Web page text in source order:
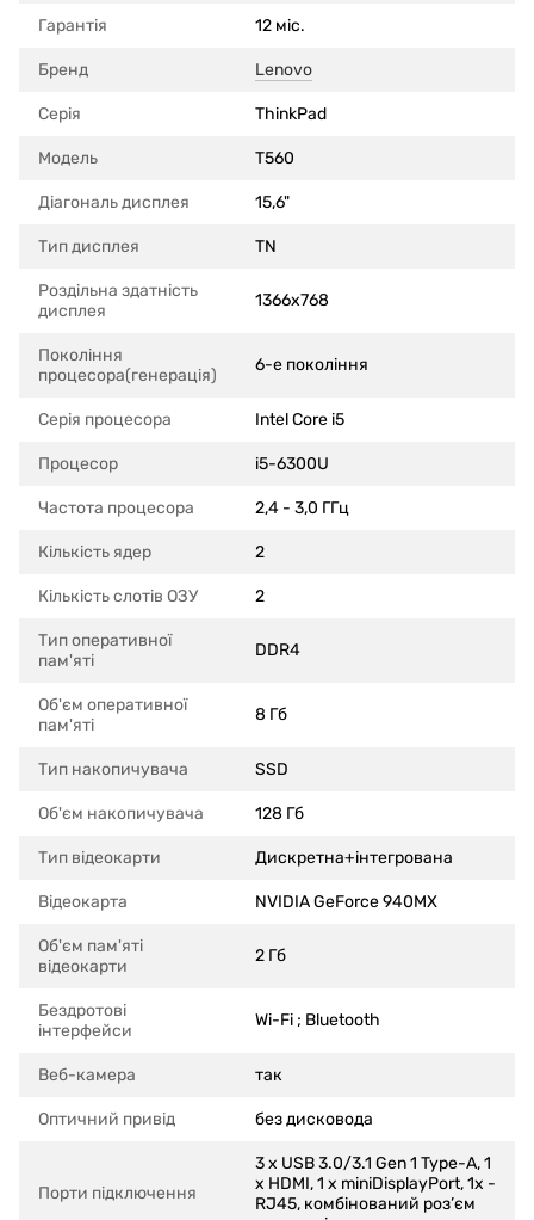
Гарантія 12 міс.
Бренд Lenovo
Серія ThinkPad
Модель T560
Діагональ дисплея 15,6"
Тип дисплея TN
Роздільна здатність
дисплея
1366x768
Покоління
процесора(генерація)
6-е покоління
Серія процесора Intel Core i5
Процесор i5-6300U
Частота процесора 2,4 - 3,0 ГГц
Кількість ядер 2
Кількість слотів ОЗУ 2
Тип оперативної
пам'яті
DDR4
Об'єм оперативної
пам'яті
8 Гб
Тип накопичувача SSD
Об'єм накопичувача 128 Гб
Тип відеокарти Дискретна+інтегрована
Відеокарта NVIDIA GeForce 940MX
Об'єм пам'яті
відеокарти
2 Гб
Бездротові
інтерфейси
Wi-Fi ; Bluetooth
Веб-камера так
Оптичний привід без дисковода
Порти підключення
3 x USB 3.0/3.1 Gen 1 Type-A, 1
x HDMI, 1 x miniDisplayPort, 1x -
RJ45, комбінований роз’єм